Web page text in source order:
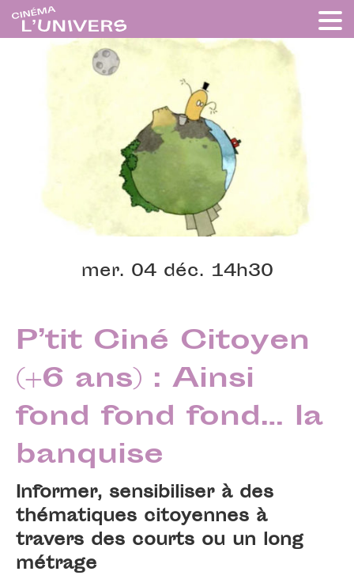
mer. 04 déc. 14h30
P’tit Ciné Citoyen
(+6 ans) : Ainsi
fond fond fond… la
banquise
Informer, sensibiliser à des
thématiques citoyennes à
travers des courts ou un long
métrage